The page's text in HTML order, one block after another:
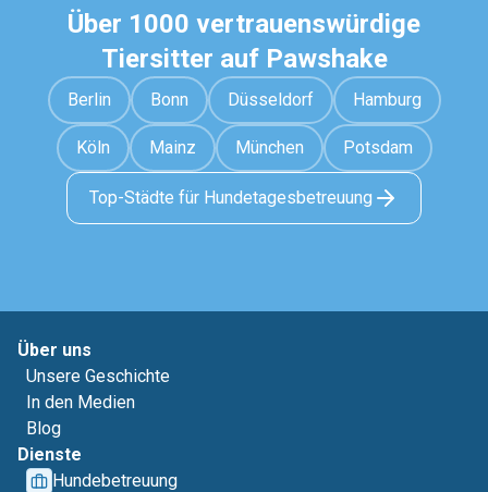
Über 1000 vertrauenswürdige
Tiersitter auf Pawshake
Berlin Bonn Düsseldorf Hamburg
Köln Mainz München Potsdam
Top-Städte für Hundetagesbetreuung
Über uns
Unsere Geschichte
In den Medien
Blog
Dienste
Hundebetreuung